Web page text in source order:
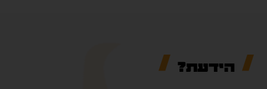
הידעת?